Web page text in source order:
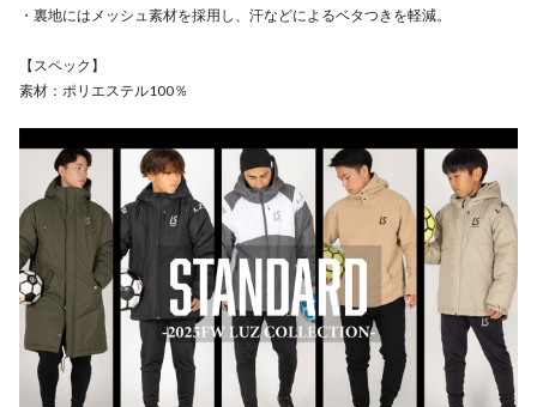
・裏地にはメッシュ素材を採用し、汗などによるベタつきを軽減。
【スペック】
素材：ポリエステル100％